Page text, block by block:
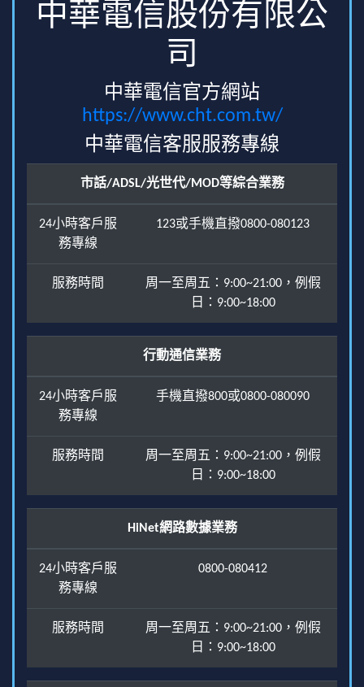
中華電信股份有限公
司
中華電信官方網站
https://www.cht.com.tw/
中華電信客服服務專線
市話/ADSL/光世代/MOD等綜合業務
24小時客戶服
務專線
123或手機直撥0800-080123
服務時間
周一至周五：9:00~21:00，例假
日：9:00~18:00
行動通信業務
24小時客戶服
務專線
手機直撥800或0800-080090
服務時間
周一至周五：9:00~21:00，例假
日：9:00~18:00
HiNet網路數據業務
24小時客戶服
務專線
0800-080412
服務時間
周一至周五：9:00~21:00，例假
日：9:00~18:00